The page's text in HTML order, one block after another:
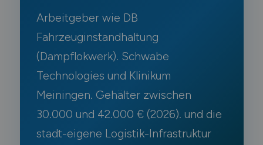
Arbeitgeber wie DB
Fahrzeuginstandhaltung
(Dampflokwerk). Schwabe
Technologies und Klinikum
Meiningen. Gehälter zwischen
30.000 und 42.000 € (2026). und die
stadt-eigene Logistik-Infrastruktur